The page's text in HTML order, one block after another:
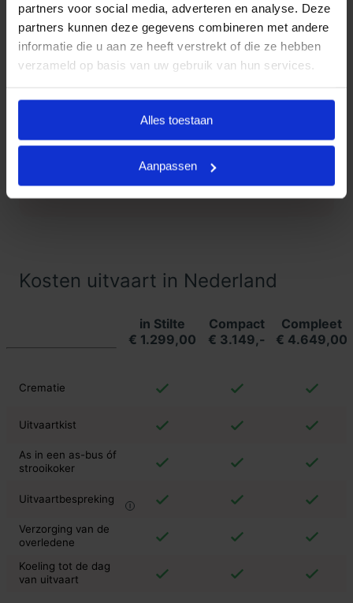
partners voor social media, adverteren en analyse. Deze
partners kunnen deze gegevens combineren met andere
informatie die u aan ze heeft verstrekt of die ze hebben
verzameld op basis van uw gebruik van hun services.
Alles toestaan
Aanpassen
Klanten Vertellen
Goedkope Uitvaart24, onderdeel
met met meer dan 1400
Vertellen
Kosten uitvaart in Nederland
in Stilte
€ 1.299,00
Compact
€ 3.149,-
Compleet
€ 4.649,00
Crematie
Uitvaartkist
As in een as-bus óf
strooikoker
Uitvaartbespreking
Verzorging van de
overledene
Koeling tot de dag
van uitvaart